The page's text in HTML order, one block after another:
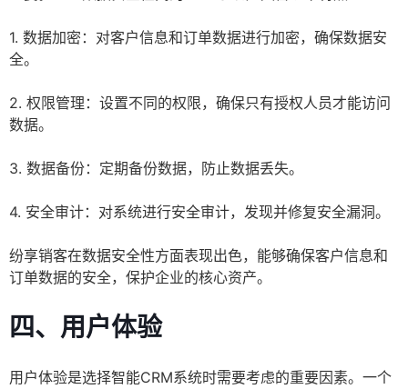
1. 数据加密：对客户信息和订单数据进行加密，确保数据安
全。
2. 权限管理：设置不同的权限，确保只有授权人员才能访问
数据。
3. 数据备份：定期备份数据，防止数据丢失。
4. 安全审计：对系统进行安全审计，发现并修复安全漏洞。
纷享销客在数据安全性方面表现出色，能够确保客户信息和
订单数据的安全，保护企业的核心资产。
四、用户体验
用户体验是选择智能CRM系统时需要考虑的重要因素。一个